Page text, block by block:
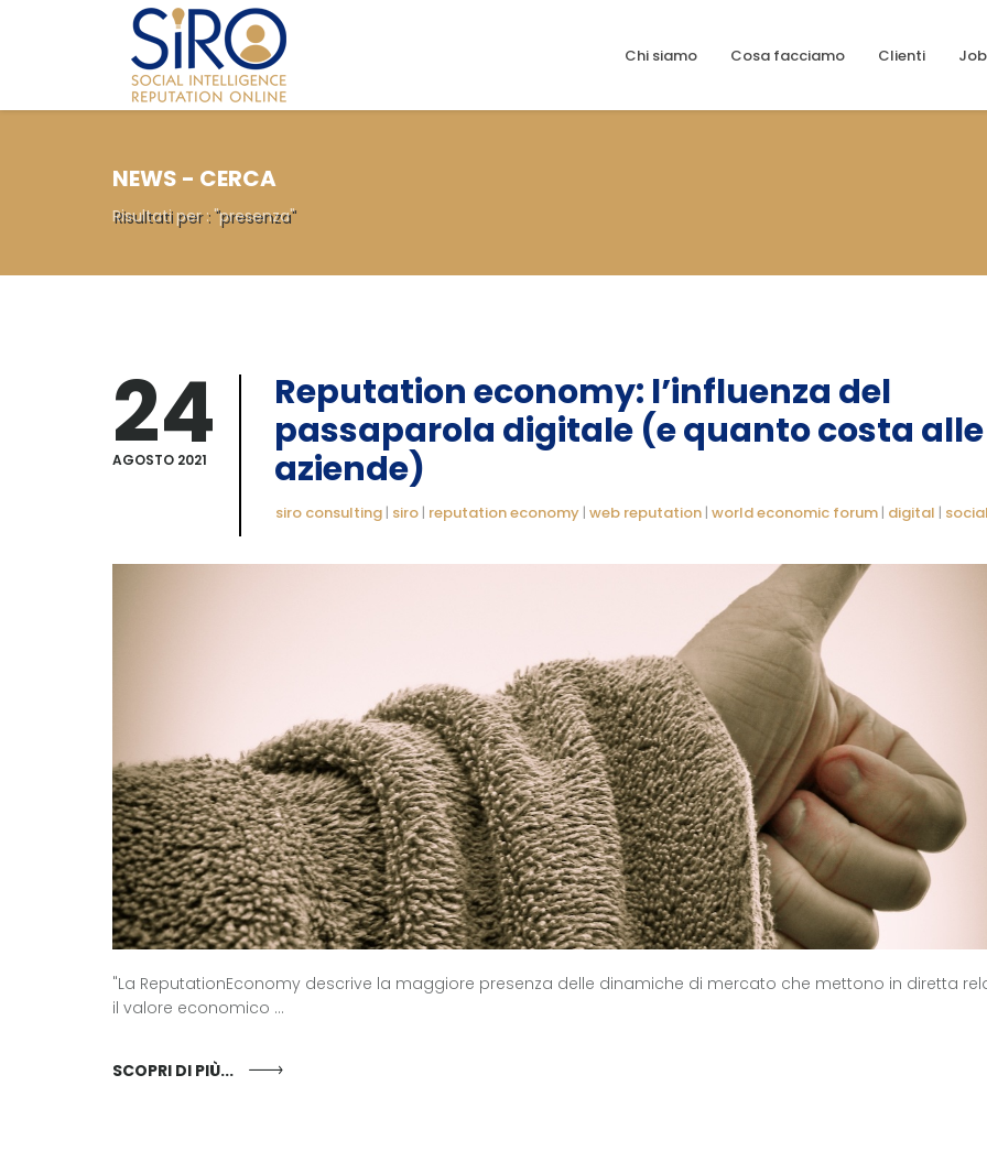
Chi siamo Cosa facciamo Clienti
NEWS - CERCA
Risultati per : "presenza"
24
AGOSTO 2021
Reputation economy: l’influenza del
passaparola digitale (e quanto costa alle
aziende)
siro consulting | siro | reputation economy | web reputation | world economic forum | digital | social
"La ReputationEconomy descrive la maggiore presenza delle dinamiche di mercato che mettono in diretta
il valore economico ...
SCOPRI DI PIÙ...